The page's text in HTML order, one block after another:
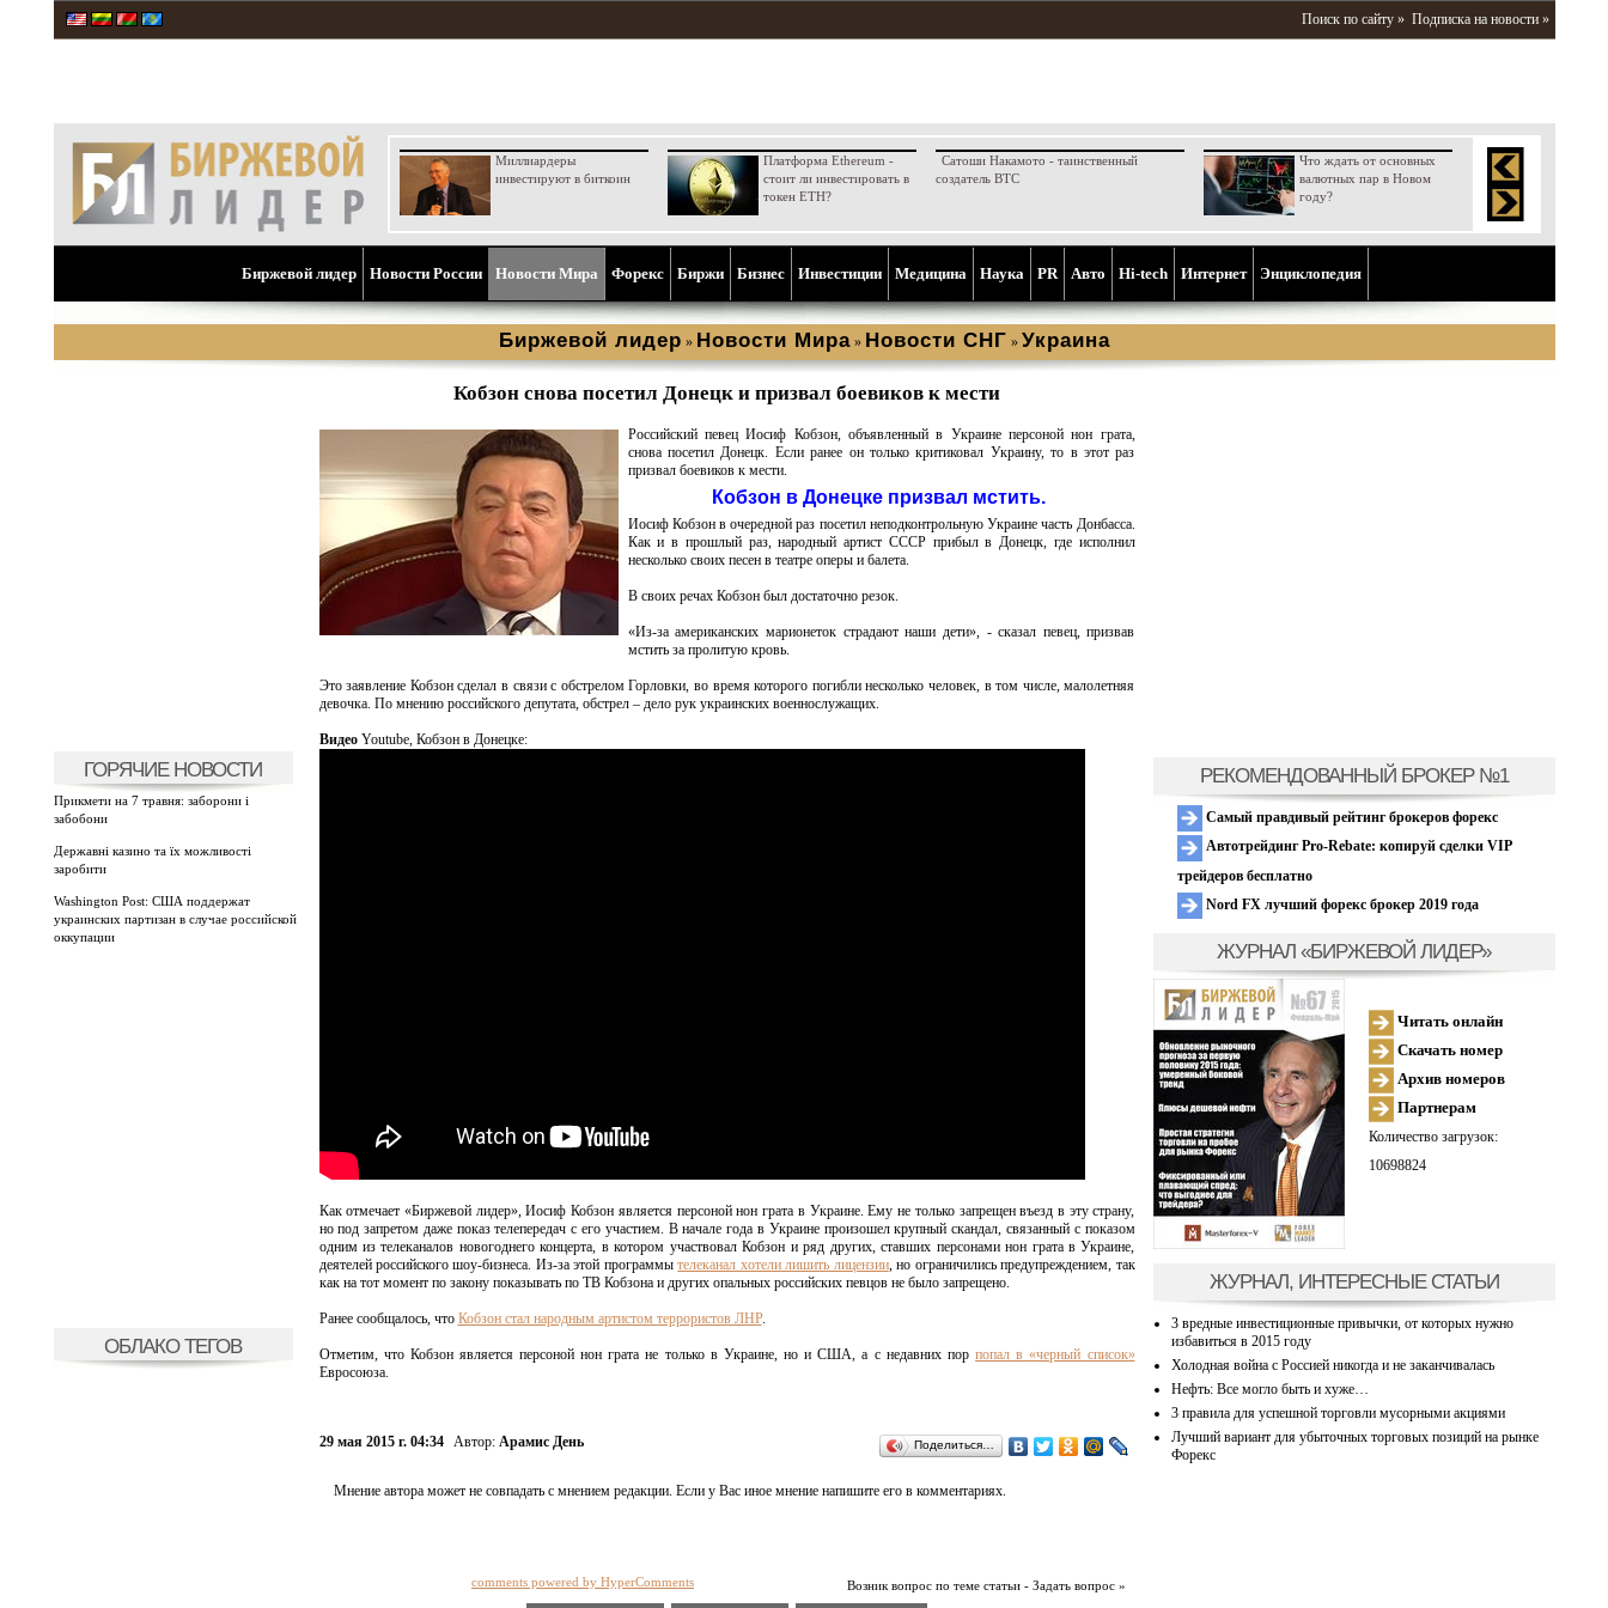
Поиск по сайту » Подписка на новости »
Миллиардеры
инвестируют в биткоин
Платформа Ethereum -
стоит ли инвестировать в
токен ETH?
Сатоши Накамото - таинственный
создатель BTC
Что ждать от основных
валютных пар в Новом
году?
Биржевой лидер Новости России Новости Мира Форекс Биржи Бизнес Инвестиции Медицина Наука PR Aвто Hi-tech Интернет Энциклопедия
Биржевой лидер » Новости Мира » Новости СНГ » Украина
ГОРЯЧИЕ НОВОСТИ
Прикмети на 7 травня: заборони і
забобони
Державні казино та їх можливості
заробити
Washington Post: США поддержат
украинских партизан в случае российской
оккупации
ОБЛАКО ТЕГОВ
Кобзон снова посетил Донецк и призвал боевиков к мести
Российский певец Иосиф Кобзон, объявленный в Украине персоной нон грата,
снова посетил Донецк. Если ранее он только критиковал Украину, то в этот раз
призвал боевиков к мести.
Кобзон в Донецке призвал мстить.
Иосиф Кобзон в очередной раз посетил неподконтрольную Украине часть Донбасса.
Как и в прошлый раз, народный артист СССР прибыл в Донецк, где исполнил
несколько своих песен в театре оперы и балета.
В своих речах Кобзон был достаточно резок.
«Из-за американских марионеток страдают наши дети», - сказал певец, призвав
мстить за пролитую кровь.
Это заявление Кобзон сделал в связи с обстрелом Горловки, во время которого погибли несколько человек, в том числе, малолетняя
девочка. По мнению российского депутата, обстрел – дело рук украинских военнослужащих.
ВидеоYoutube, Кобзон в Донецке:
Как отмечает «Биржевой лидер», Иосиф Кобзон является персоной нон грата в Украине. Ему не только запрещен въезд в эту страну,
но под запретом даже показ телепередач с его участием. В начале года в Украине произошел крупный скандал, связанный с показом
одним из телеканалов новогоднего концерта, в котором участвовал Кобзон и ряд других, ставших персонами нон грата в Украине,
деятелей российского шоу-бизнеса. Из-за этой программытелеканал хотели лишить лицензии, но ограничились предупреждением, так
как на тот момент по закону показывать по ТВ Кобзона и других опальных российских певцов не было запрещено.
Ранее сообщалось, что Кобзон стал народным артистом террористов ЛНР.
Отметим, что Кобзон является персоной нон грата не только в Украине, но и США, а с недавних порпопал в «черный список»
Евросоюза.
29 мая 2015 г. 04:34 Автор: Арамис День Поделиться…
Мнение автора может не совпадать с мнением редакции. Если у Вас иное мнение напишите его в комментариях.
Возник вопрос по теме статьи - Задать вопрос »
comments powered by HyperComments
РЕКОМЕНДОВАННЫЙ БРОКЕР №1
Самый правдивый рейтинг брокеров форекс
Автотрейдинг Pro-Rebate: копируй сделки VIP
трейдеров бесплатно
Nord FX лучший форекс брокер 2019 года
ЖУРНАЛ «БИРЖЕВОЙ ЛИДЕР»
Читать онлайн
Скачать номер
Архив номеров
Партнерам
Количество загрузок:
10698824
ЖУРНАЛ, ИНТЕРЕСНЫЕ СТАТЬИ
3 вредные инвестиционные привычки, от которых нужно
избавиться в 2015 году
Холодная война с Россией никогда и не заканчивалась
Нефть: Все могло быть и хуже…
3 правила для успешной торговли мусорными акциями
Лучший вариант для убыточных торговых позиций на рынке
Форекс